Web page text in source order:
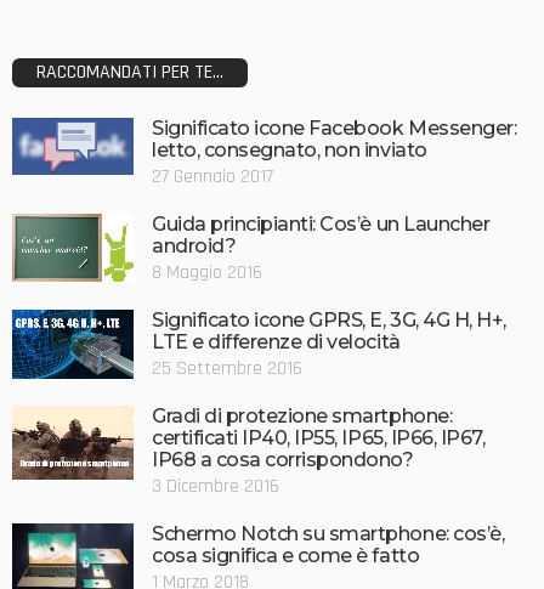
RACCOMANDATI PER TE...
Significato icone Facebook Messenger:
letto, consegnato, non inviato
27 Gennaio 2017
Guida principianti: Cos’è un Launcher
android?
8 Maggio 2016
Significato icone GPRS, E, 3G, 4G H, H+,
LTE e differenze di velocità
25 Settembre 2016
Gradi di protezione smartphone:
certificati IP40, IP55, IP65, IP66, IP67,
IP68 a cosa corrispondono?
3 Dicembre 2016
Schermo Notch su smartphone: cos’è,
cosa significa e come è fatto
1 Marzo 2018